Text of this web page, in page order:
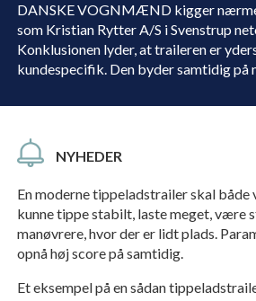
NYHEDER
DANSKE VOGNMÆND kigger
som Kristian Rytter A/S i Svenstrup
Konklusionen lyder, at traileren er
kundespecifik. Den byder samtidig på
En moderne tippeladstrailer skal
kunne tippe stabilt, laste meget, være
manøvrere, hvor der er lidt plads.
opnå høj score på samtidig.
Et eksempel på en sådan